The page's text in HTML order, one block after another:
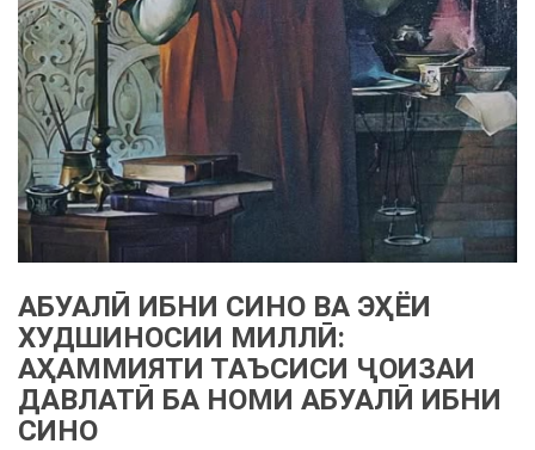
АБУАЛӢ ИБНИ СИНО ВА ЭҲЁИ
ХУДШИНОСИИ МИЛЛӢ:
АҲАММИЯТИ ТАЪСИСИ ҶОИЗАИ
ДАВЛАТӢ БА НОМИ АБУАЛӢ ИБНИ
СИНО